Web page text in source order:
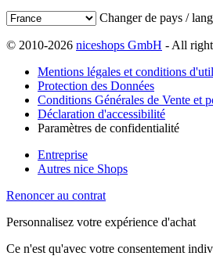
Changer de pays /
© 2010-2026 niceshops GmbH - All
Mentions légales et conditions
Protection des Données
Conditions Générales de Vente et
Déclaration d'accessibilité
Paramètres de confidentialité
Entreprise
Autres nice Shops
Renoncer au contrat
Personnalisez votre expérience d'achat
Ce n'est qu'avec votre consentement